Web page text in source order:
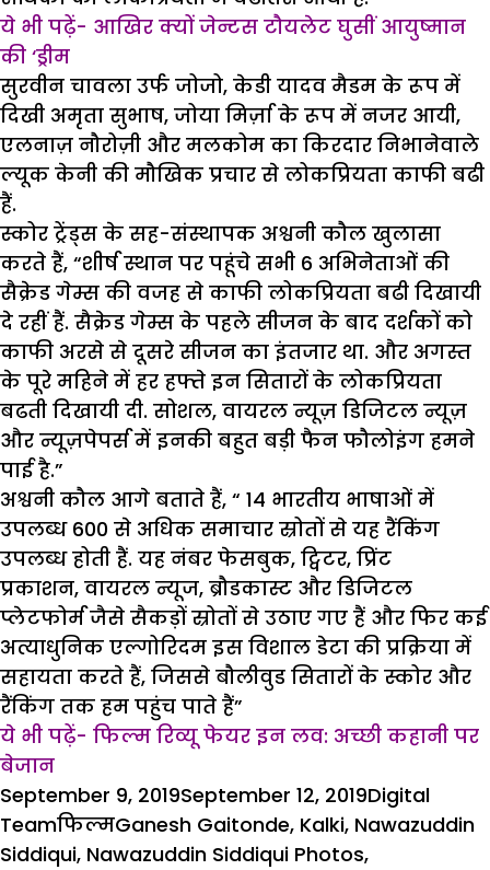
ये भी पढ़ें- आखिर क्यों जेन्टस टौयलेट घुसीं आयुष्मान
की ‘ड्रीम
सुरवीन चावला उर्फ जोजो, केडी यादव मैडम के रूप में
दिखी अमृता सुभाष, जोया मिर्ज़ा के रूप में नजर आयी,
एलनाज़ नौरोज़ी और मलकोम का किरदार निभानेवाले
ल्यूक केनी की मौखिक प्रचार से लोकप्रियता काफी बढी
हैं.
स्कोर ट्रेंड्स के सह-संस्थापक अश्वनी कौल खुलासा
करते हैं, “शीर्ष स्थान पर पहूंचे सभी 6 अभिनेताओं की
सैक्रेड गेम्स की वजह से काफी लोकप्रियता बढी दिखायी
दे रहीं हैं. सैक्रेड गेम्स के पहले सीजन के बाद दर्शकों को
काफी अरसे से दूसरे सीजन का इंतजार था. और अगस्त
के पूरे महिने में हर हफ्ते इन सितारों के लोकप्रियता
बढती दिखायी दी. सोशल, वायरल न्यूज़ डिजिटल न्यूज़
और न्यूज़पेपर्स में इनकी बहुत बड़ी फैन फौलोइंग हमने
पाई है.”
अश्वनी कौल आगे बताते हैं, “ 14 भारतीय भाषाओं में
उपलब्ध 600 से अधिक समाचार स्रोतों से यह रैंकिंग
उपलब्ध होती हैं. यह नंबर फेसबुक, ट्विटर, प्रिंट
प्रकाशन, वायरल न्यूज, ब्रौडकास्ट और डिजिटल
प्लेटफोर्म जैसे सैकड़ों स्रोतों से उठाए गए हैं और फिर कई
अत्याधुनिक एल्गोरिदम इस विशाल डेटा की प्रक्रिया में
सहायता करते हैं, जिससे बौलीवुड सितारों के स्कोर और
रैंकिंग तक हम पहुंच पाते हैं”
ये भी पढ़ें- फिल्म रिव्यू फेयर इन लव: अच्छी कहानी पर
बेजान
Posted
on
September 9, 2019September 12, 2019Author
Digital
TeamCategories
फिल्मTags
Ganesh Gaitonde, Kalki, Nawazuddin
Siddiqui, Nawazuddin Siddiqui Photos,